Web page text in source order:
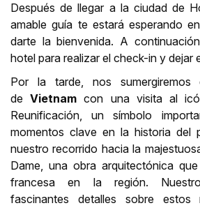
Después de llegar a la ciudad de
amable guía te estará esperando
darte la bienvenida. A
hotel para realizar el check-in y dejar
Por la tarde, nos
deVietnam con una visita al
Reunificación, un símbolo
momentos clave en la historia del
nuestro recorrido hacia la
Dame, una obra arquitectónica
francesa en la región.
fascinantes detalles sobre